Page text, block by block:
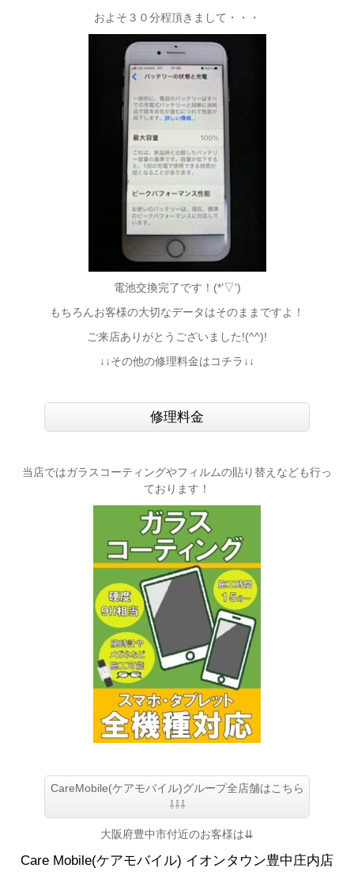
およそ３０分程頂きまして・・・
電池交換完了です！(*’▽’)
もちろんお客様の大切なデータはそのままですよ！
ご来店ありがとうございました!(^^)!
↓↓その他の修理料金はコチラ↓↓
修理料金
当店ではガラスコーティングやフィルムの貼り替えなども行っ
ております！
CareMobile(ケアモバイル)グループ全店舗はこちら
⇩⇩⇩
大阪府豊中市付近のお客様は⇊
Care Mobile(ケアモバイル) イオンタウン豊中庄内店